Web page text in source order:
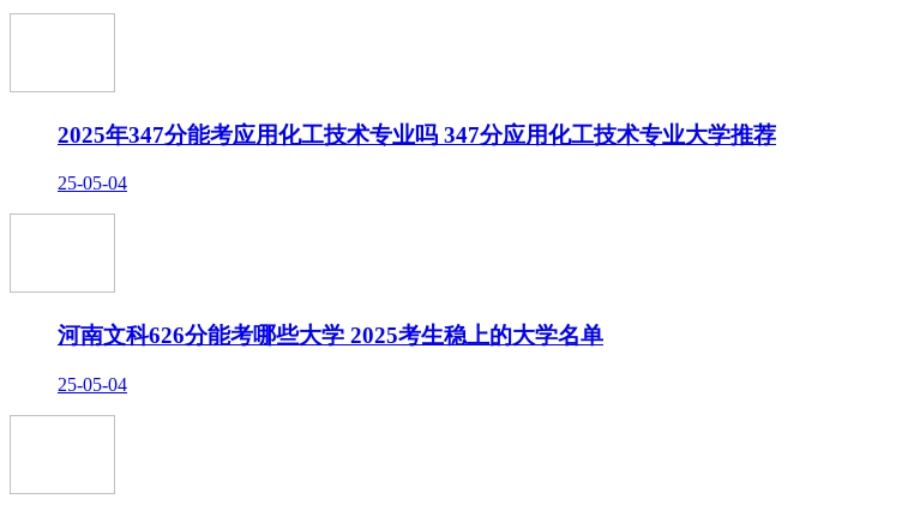
2025年347分能考应用化工技术专业吗 347分应用化工技术专业大学推荐
25-05-04
河南文科626分能考哪些大学 2025考生稳上的大学名单
25-05-04